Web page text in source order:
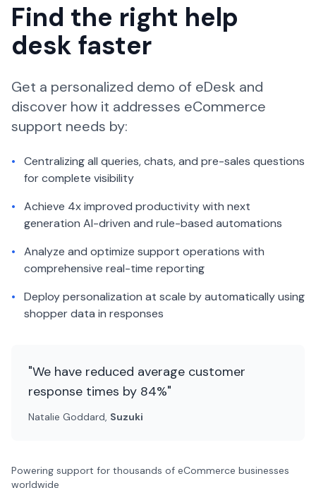
Find the right help
desk faster
Get a personalized demo of eDesk and
discover how it addresses eCommerce
support needs by:
•
Centralizing all queries, chats, and pre-sales questions
for complete visibility
•
Achieve 4x improved productivity with next
generation AI-driven and rule-based automations
•
Analyze and optimize support operations with
comprehensive real-time reporting
•
Deploy personalization at scale by automatically using
shopper data in responses
"We have reduced average customer
response times by 84%"
Natalie Goddard, Suzuki
Powering support for thousands of eCommerce businesses
worldwide